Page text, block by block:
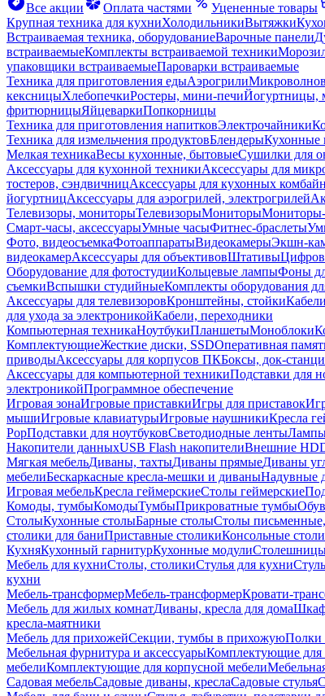
Все акции
Оплата частями Уцененные товары
Крупная техника для кухниХолодильникиВытяжки
Встраиваемая техника, оборудованиеВарочные панели
встраиваемыеКомплекты встраиваемой техники
упаковщики встраиваемыеПароварки встраиваемые
Техника для приготовления едыАэрогрили
кексницыХлебопечкиРостеры, мини-печиЙогуртницы,
фритюрницыЯйцеваркиПопкорницы
Техника для приготовления напитковЭлектрочайники
Техника для измельчения продуктовБлендерыКухонные
Мелкая техникаВесы кухонные, бытовыеСушилки для
Аксессуары для кухонной техникиАксессуары для
тостеров, сэндвичницАксессуары для кухонных
йогуртницАксессуары для аэрогрилей, электрогрилей
Телевизоры, мониторыТелевизорыМониторыМониторы-
Смарт-часы, аксессуарыУмные часыФитнес-браслеты
Фото, видеосъемкаФотоаппаратыВидеокамерыЭкшн-
видеокамерАксессуары для объективовШтативы
Оборудование для фотостудииКольцевые лампыФоны
съемкиВспышки студийныеКомплекты оборудования
Аксессуары для телевизоровКронштейны, стойки
для ухода за электроникойКабели, переходники
Компьютерная техникаНоутбукиПланшетыМоноблоки
КомплектующиеЖесткие диски, SSDОперативная
приводыАксессуары для корпусов ПКБоксы, док-
Аксессуары для компьютерной техникиПодставки для
электроникойПрограммное обеспечение
Игровая зонаИгровые приставкиИгры для приставок
мышиИгровые клавиатурыИгровые наушникиКресла
PopПодставки для ноутбуковСветодиодные лентыЛампы
Накопители данныхUSB Flash накопителиВнешние
Мягкая мебельДиваны, тахтыДиваны прямыеДиваны
мебелиБескаркасные кресла-мешки и диваныНадувные
Игровая мебельКресла геймерскиеСтолы геймерские
Комоды, тумбыКомодыТумбыПрикроватные тумбы
СтолыКухонные столыБарные столыСтолы
столики для баниПриставные столикиКонсольные
КухняКухонный гарнитурКухонные модули
Мебель для кухниСтолы, столикиСтулья для кухни
кухни
Мебель-трансформерМебель-трансформерКровати-
Мебель для жилых комнатДиваны, кресла для дома
кресла-маятники
Мебель для прихожейСекции, тумбы в прихожуюПолки
Мебельная фурнитура и аксессуарыКомплектующие для
мебелиКомплектующие для корпусной мебели
Садовая мебельСадовые диваны, креслаСадовые стулья